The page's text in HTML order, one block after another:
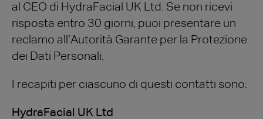
al CEO di HydraFacial UK Ltd. Se non ricevi
risposta entro 30 giorni, puoi presentare un
reclamo all’Autorità Garante per la Protezione
dei Dati Personali.
I recapiti per ciascuno di questi contatti sono:
HydraFacial UK Ltd